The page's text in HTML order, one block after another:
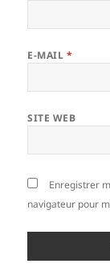
E-MAIL *
SITE WEB
Enregistrer
navigateur pour